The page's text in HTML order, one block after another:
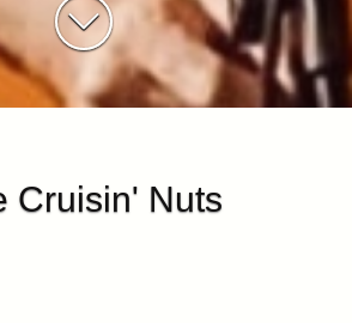
Cruisin' Nuts